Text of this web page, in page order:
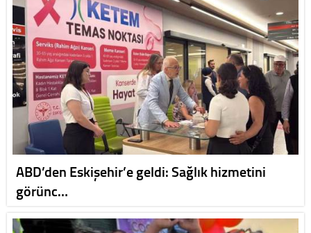
ABD’den Eskişehir’e geldi: Sağlık hizmetini
görünc…